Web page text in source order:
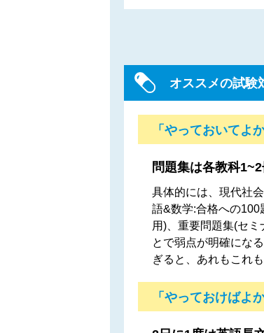
オススメの試験
「やっておいてよ
問題集は各教科
具体的には、現代社
語&数学:合格への
用)、重要問題集(セ
とで弱点が明確にな
ぎると、あれもこれ
「やっておけばよ